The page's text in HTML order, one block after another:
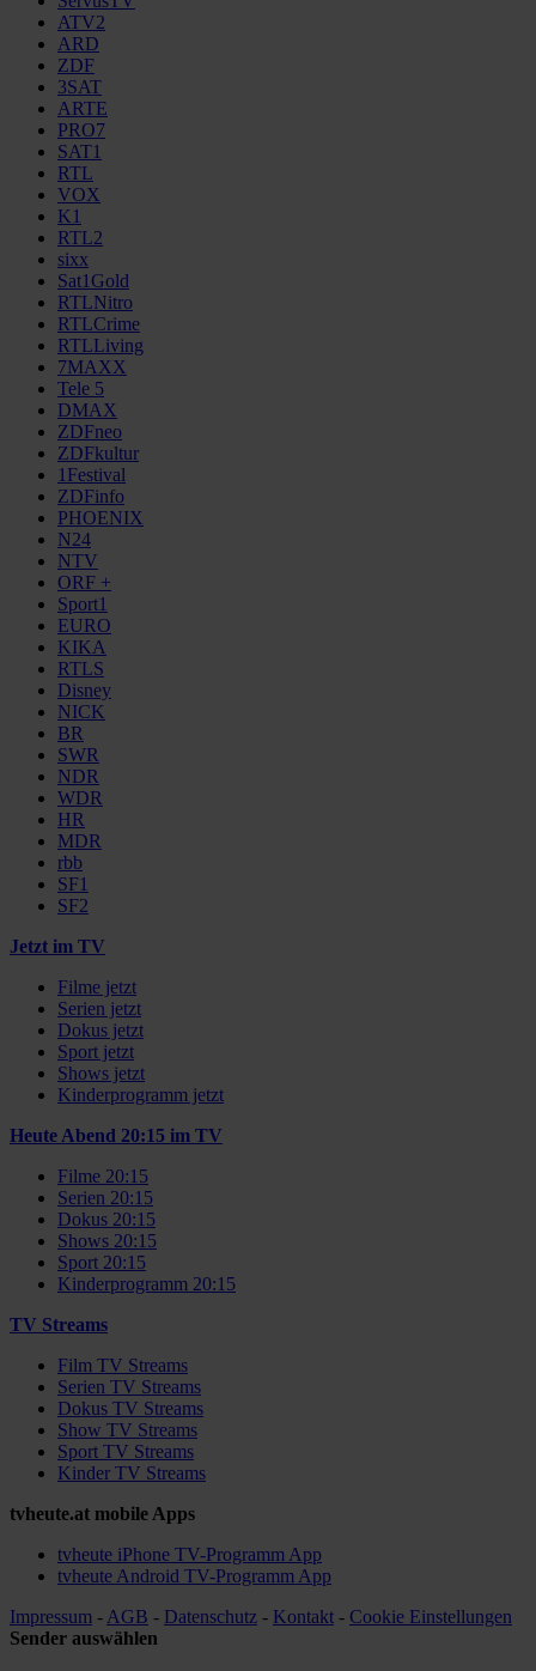
ATV2
ARD
ZDF
3SAT
ARTE
PRO7
SAT1
RTL
VOX
K1
RTL2
sixx
Sat1Gold
RTLNitro
RTLCrime
RTLLiving
7MAXX
Tele 5
DMAX
ZDFneo
ZDFkultur
1Festival
ZDFinfo
PHOENIX
N24
NTV
ORF +
Sport1
EURO
KIKA
RTLS
Disney
NICK
BR
SWR
NDR
WDR
HR
MDR
rbb
SF1
SF2
Jetzt im TV
Filme jetzt
Serien jetzt
Dokus jetzt
Sport jetzt
Shows jetzt
Kinderprogramm jetzt
Heute Abend 20:15 im TV
Filme 20:15
Serien 20:15
Dokus 20:15
Shows 20:15
Sport 20:15
Kinderprogramm 20:15
TV Streams
Film TV Streams
Serien TV Streams
Dokus TV Streams
Show TV Streams
Sport TV Streams
Kinder TV Streams
tvheute.at mobile Apps
tvheute iPhone TV-Programm App
tvheute Android TV-Programm App
Impressum - AGB - Datenschutz - Kontakt - Cookie Einstellungen
Sender auswählen